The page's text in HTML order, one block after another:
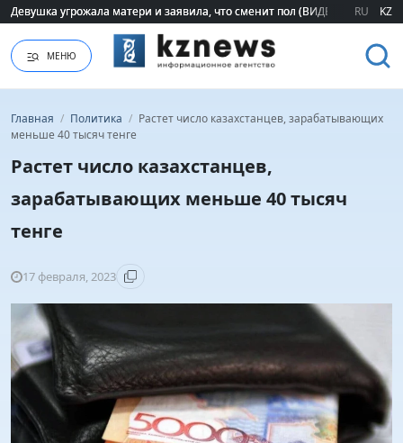
Девушка угрожала матери и заявила, что сменит пол (ВИДЕО)
Девушка угрожала матери и заявила, что сменит пол (ВИДЕО) RU KZ
МЕНЮ
Главная / Политика / Растет число казахстанцев, зарабатывающих
меньше 40 тысяч тенге
Растет число казахстанцев,
зарабатывающих меньше 40 тысяч
тенге
17 февраля, 2023